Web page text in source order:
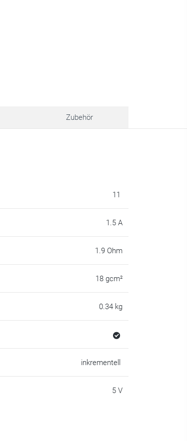
Zubehör
11
1.5 A
1.9 Ohm
18 gcm²
0.34 kg
inkrementell
5 V